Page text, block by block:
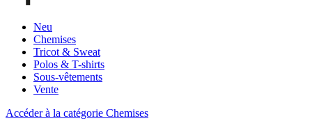
Neu
Chemises
Tricot & Sweat
Polos & T-shirts
Sous-vêtements
Vente
Accéder à la catégorie Chemises